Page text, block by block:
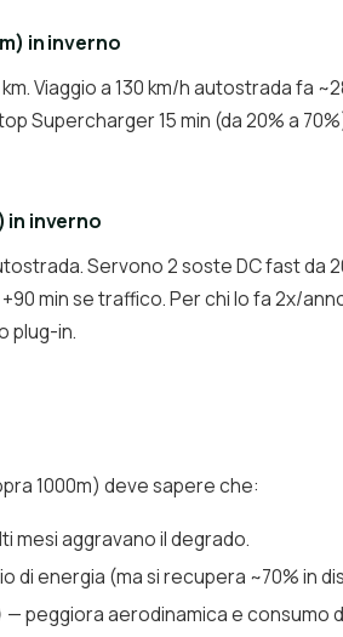
in inverno
Viaggio a 130 km/h autostrada fa
Supercharger 15 min (da 20% a
in inverno
Servono 2 soste DC fast da
min se traffico. Per chi lo fa 2x/
plug-in.
1000m) deve sapere che:
aggravano il degrado.
di energia (ma si recupera ~70% in
peggiora aerodinamica e consumo